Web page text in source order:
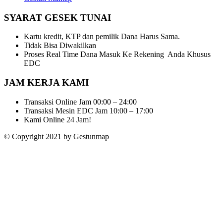
SYARAT GESEK TUNAI
Kartu kredit, KTP dan pemilik Dana Harus Sama.
Tidak Bisa Diwakilkan
Proses Real Time Dana Masuk Ke Rekening Anda Khusus
EDC
JAM KERJA KAMI
Transaksi Online Jam 00:00 – 24:00
Transaksi Mesin EDC Jam 10:00 – 17:00
Kami Online 24 Jam!
© Copyright 2021 by Gestunmap